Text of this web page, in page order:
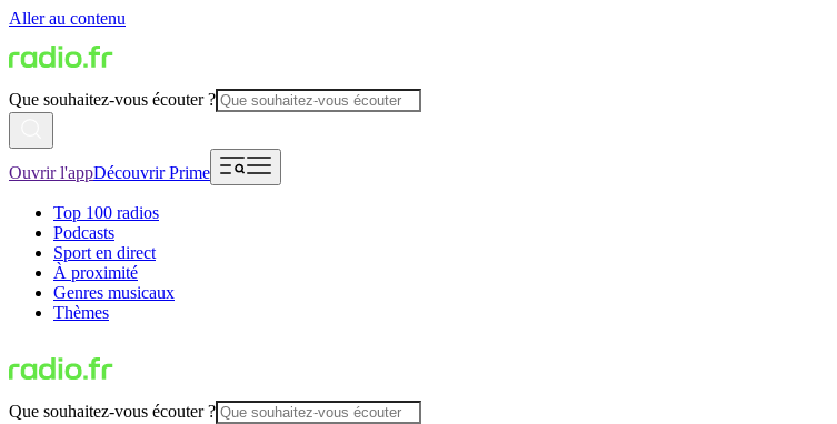
Aller au contenu
Que souhaitez-vous écouter ?
Ouvrir l'appDécouvrir Prime
Top 100 radios
Podcasts
Sport en direct
À proximité
Genres musicaux
Thèmes
Que souhaitez-vous écouter ?